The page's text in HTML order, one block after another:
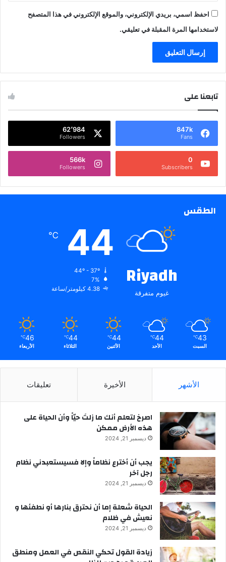
احفظ اسمي، بريدي الإلكتروني، والموقع الإلكتروني في هذا المتصفح
لاستخدامها المرة المقبلة في تعليقي.
تابعنا على
847k
Fans
62٬984
Followers
0
Subscribers
566k
Followers
الطقس
Riyadh
غيوم متفرقة
44
℃
7%
4.38 كيلومتر/ساعة
43
℃
السبت
44
℃
الأحد
44
℃
الأثنين
44
℃
الثلاثاء
46
℃
الأربعاء
الأشهر الأخيرة تعليقات
‫اصرخ لتعلم أنك ما زلتَ حيّاً وأن الحياة على
هذه الأرض ممكن
ديسمبر 21, 2024
يجب أن أخترع نظاماً وإلا فسيستعبدني نظام
رجل آخر
ديسمبر 21, 2024
الحياة شعلة إما أن نحترق بنارها أو نطفئها و
نعيش في ظلام
ديسمبر 21, 2024
زيادة القول تحكي النقص في العمل ومنطق